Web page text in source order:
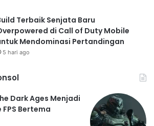
Terbaik Senjata Baru
di Call of Duty Mobile
Mendominasi Pertandingan
5 hari ago
Dark Ages Menjadi
FPS Bertema